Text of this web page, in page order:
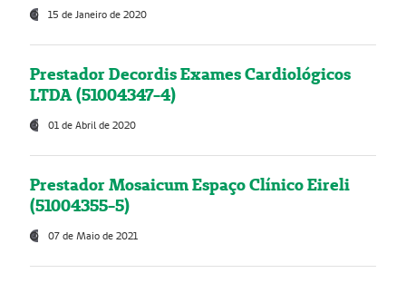
15 de Janeiro de 2020
Prestador Decordis Exames Cardiológicos
LTDA (51004347-4)
01 de Abril de 2020
Prestador Mosaicum Espaço Clínico Eireli
(51004355-5)
07 de Maio de 2021